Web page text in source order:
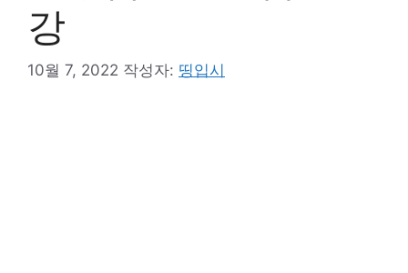
강
10월 7, 2022 작성자: 띵입시